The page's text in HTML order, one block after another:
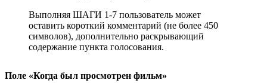
Выполняя ШАГИ 1-7 пользователь может
оставить короткий комментарий (не более 450
символов), дополнительно раскрывающий
содержание пункта голосования.
Поле «Когда был просмотрен фильм»